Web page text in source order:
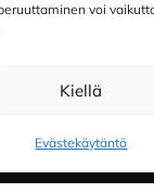
voi
Kiellä
Evästekäytäntö